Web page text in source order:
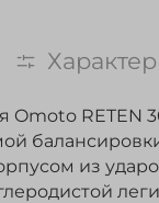
Omoto RETEN
из